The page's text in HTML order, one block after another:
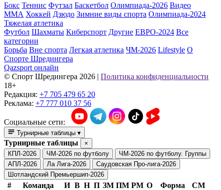
Бокс Теннис Футзал Баскетбол Олимпиада-2026 Видео
ММА Хоккей Дзюдо Зимние виды спорта Олимпиада-2024
Тяжелая атлетика
Футбол Шахматы Киберспорт Другие ЕВРО-2024 Все
категории
Борьба Вне спорта Легкая атлетика ЧМ-2026 Lifestyle О
Спорте Шредингера
Qazsport онлайн
© Cпорт Шредингера 2026 | Политика конфиденциальности
18+
Редакция: +7 705 479 65 20
Реклама: +7 777 010 37 56
Социальные сети:
Турнирные таблицы ▾
Турнирные таблицы
×
КПЛ-2026
ЧМ-2026 по футболу
ЧМ-2026 по футболу. Группы
АПЛ-2026
Ла Лига-2026
Саудовская Про-лига-2026
Шотландский Премьершип-2026
# Команда И В Н П ЗМ ПМ РМ О Форма
СМ